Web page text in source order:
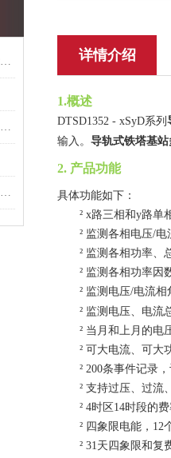
杜绝逆流、合规并网：物联网智能防逆流解决方案
消防设备电源监控系统在高层民用建筑内的应用
防逆流与电能质量监测：分布式光伏并网安全的“隐形守护者”
详情介绍
1.概述
DTSD1352 - xSyD系列
输入。 导轨式铁塔基
2. 产品功能
具体功能如下：
² x路三相和y路单
² 监测各相电压/电
² 监测各相功率、
² 监测各相功率因
² 监测电压/电流相
² 监测 电压、 电流
² 当月和上月的电
² 可大电流、可大
² 200条事件记录 ，
² 支持过压、过流
² 4时区 14时段的
² 四象限电能， 12
² 31天四象限和复